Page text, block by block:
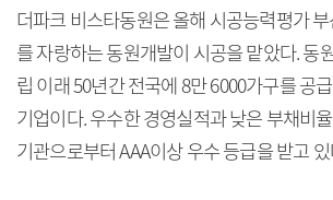
더파크 비스타동원은 올해 시공능력평가
를 자랑하는 동원개발이 시공을 맡았다. 동
립 이래 50년간 전국에 8만 6000가구를 공
기업이다. 우수한 경영실적과 낮은 부채비
기관으로부터 AAA이상 우수 등급을 받고